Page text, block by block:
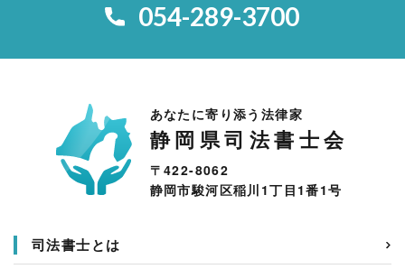
054-289-3700
あなたに寄り添う法律家
静岡県司法書士会
〒422-8062
静岡市駿河区稲川1丁目1番1号
司法書士とは